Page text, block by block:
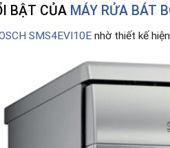
BẬT CỦA MÁY RỬA BÁT
SMS4EVI10E nhờ thiết kế